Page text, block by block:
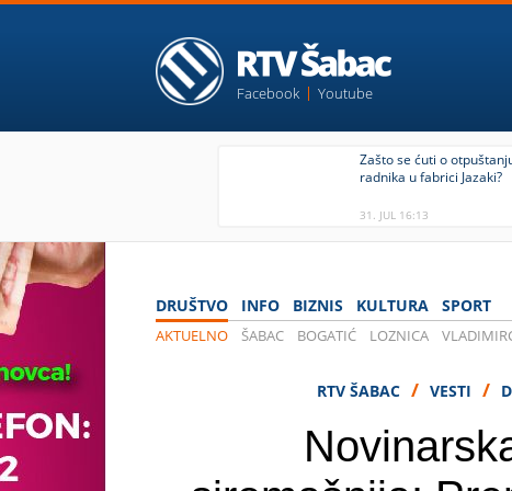
Facebook Youtube
Zašto se ćuti o
radnika u fabrici Jazaki?
31. JUL 16:13
DRUŠTVO INFO BIZNIS KULTURA SPORT
AKTUELNO ŠABAC BOGATIĆ LOZNICA
RTV ŠABAC / VESTI /